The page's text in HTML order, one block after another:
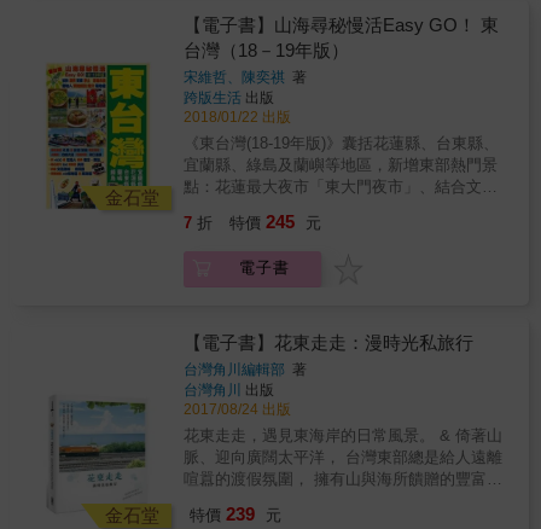
地價值 #最接地氣的台東食手冊，掌握台東食
資訊 #採訪30位以上在地人，用對談了解台東
生活 #15歲前應該學習的15道食譜 #來台東必
備的手冊＋從小就要讀 #「食在地、飲食文
化、在地認同、地區活化」價值的傳承與串接
「食」連結在地餐館達人、學校教育、家庭的
日常美好風景，從「食」與「育」的觀點，認
識新台東。 & 「食」的環節從貼近日常生活的
飲食習慣，到地域的食物特色，甚至是觀光、
教育、經濟層面，彼此之間環環相扣。提到城
法國波爾多有葡萄酒、日本青森有蘋果等，這
些皆是以因食物好品質而出名的城市。 & 台東
依山傍海，造就得天獨厚的地理條件，蘊含豐
厚的在地食材資源、多元的部落飲食文化，以
過設計、跨界、資源整合，是一本台東人與來
資訊 #採訪30位以上在地人，用對談了解台東
生活 #15歲前應該學習的15道食譜 #來台東必
備的手冊＋從小就要讀 #「食在地、飲食文
化、在地認同、地區活化」價值的傳承與串接
&
金石堂
【電子書】山海尋秘慢活Easy GO！ 東
台灣（18－19年版）
宋維哲、陳奕祺 著
跨版生活 出版
2018/01/22 出版
《東台灣(18-19年版)》囊括花蓮縣、台東縣、
宜蘭縣、綠島及蘭嶼等地區，新增東部熱門景
點：花蓮最大夜市「東大門夜市」、結合文創
東台灣必試熱門食店：「肉羹張 龍鳳腿」和
客運交通資料，還提供了遊走台東市的「普悠
灣知名旅遊博客親身帶路，分享了只有當地人
才知道的世外桃源、地道美食。精心推介很多
台灣人也喜愛遊覽的景點，如全台最美的多良
車站、世外桃源的泰源幽谷登仙橋休憩區、滿
山金針花的六十山石和太麻里金針山、《向左
走向右走》主題的幾米廣場等。還有隨書附送
的東台灣旅遊大地圖，讓你更輕鬆走訪有「台
灣後花園」美譽的東台灣！想放空減壓的，來
綠島或蘭嶼看山海、到台東知本浸溫泉、或來
7 折 特價 245 元
電子書
金石堂
【電子書】花東走走：漫時光私旅行
台灣角川編輯部 著
台灣角川
出版
2017/08/24 出版
花東走走，遇見東海岸的日常風景。 & 倚著山
脈、迎向廣闊太平洋， 台灣東部總是給人遠離
喧囂的渡假氛圍， 擁有山與海所饋贈的豐富天
海與藍天白雲互相映照， 沿著綿延不絕的海岸
特價 239 元